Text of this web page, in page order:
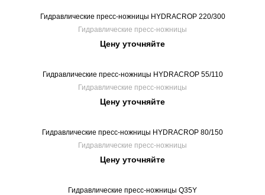
Гидравлические пресс-ножницы HYDRACROP 220/300
Гидравлические пресс-ножницы
Цену уточняйте
Гидравлические пресс-ножницы HYDRACROP 55/110
Гидравлические пресс-ножницы
Цену уточняйте
Гидравлические пресс-ножницы HYDRACROP 80/150
Гидравлические пресс-ножницы
Цену уточняйте
Гидравлические пресс-ножницы Q35Y